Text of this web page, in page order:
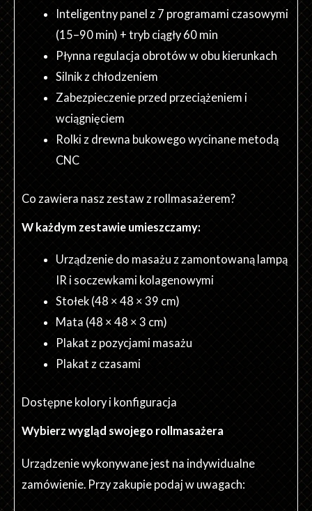
Inteligentny panel z 7 programami czasowymi
(15–90 min) + tryb ciągły 60 min
Płynna regulacja obrotów w obu kierunkach
Silnik z chłodzeniem
Zabezpieczenie przed przeciążeniem i
wciągnięciem
Rolki z drewna bukowego wycinane metodą
CNC
Co zawiera nasz zestaw z rollmasażerem?
W każdym zestawie umieszczamy:
Urządzenie do masażu z zamontowaną lampą
IR i soczewkami kolagenowymi
Stołek (48 × 48 × 39 cm)
Mata (48 × 48 × 3 cm)
Plakat z pozycjami masażu
Plakat z czasami
Dostępne kolory i konfiguracja
Wybierz wygląd swojego rollmasażera
Urządzenie wykonywane jest na indywidualne
zamówienie. Przy zakupie podaj w uwagach: